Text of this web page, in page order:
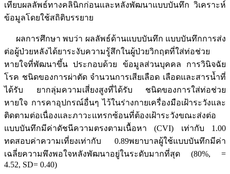
เทียบผลลัพธ์ทางคลินิกก่อนและหลังพัฒนาแบบบันทึก วิเคราะห์
ข้อมูลโดยใช้สถิติบรรยาย
ผลการศึกษา พบว่า ผลลัพธ์ด้านแบบบันทึก แบบบันทึกการส่ง
ต่อผู้ป่วยหลังได้ยาระงับความรู้สึกในผู้ป่วยวิกฤตที่ใส่ท่อช่วย
หายใจที่พัฒนาขึ้น ประกอบด้วย ข้อมูลส่วนบุคคล การวินิจฉัย
โรค ชนิดของการผ่าตัด จำนวนการเสียเลือด เลือดและสารน้ำที่
ได้รับ ยากลุ่มความเสี่ยงสูงที่ได้รับ ชนิดของการใส่ท่อช่วย
หายใจ การคาอุปกรณ์อื่นๆ ไว้ในร่างกายเครื่องมือเฝ้าระวังและ
ติดตามต่อเนื่องและภาวะแทรกซ้อนที่ต้องเฝ้าระวังขณะส่งต่อ
แบบบันทึกมีค่าดัชนีความตรงตามเนื้อหา (CVI) เท่ากับ 1.00
ทดสอบค่าความเที่ยงเท่ากับ 0.89พยาบาลผู้ใช้แบบบันทึกมีค่า
เฉลี่ยความพึงพอใจหลังพัฒนาอยู่ในระดับมากที่สุด (80%, =
4.52, SD= 0.40)